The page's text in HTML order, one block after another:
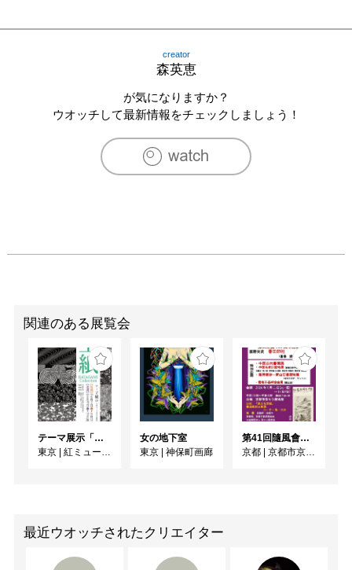
creator
森英恵
が気になりますか？
ウオッチして最新情報をチェックしましょう！
関連のある展覧会
テーマ展示「型紙 KATAGAMI Collection」
東京 | 紅ミュージアム
女の地下室
東京 | 神保町画廊
第41回隨風會書法篆刻展
京都 | 京都市京セラ美術館
最近ウオッチされたクリエイター